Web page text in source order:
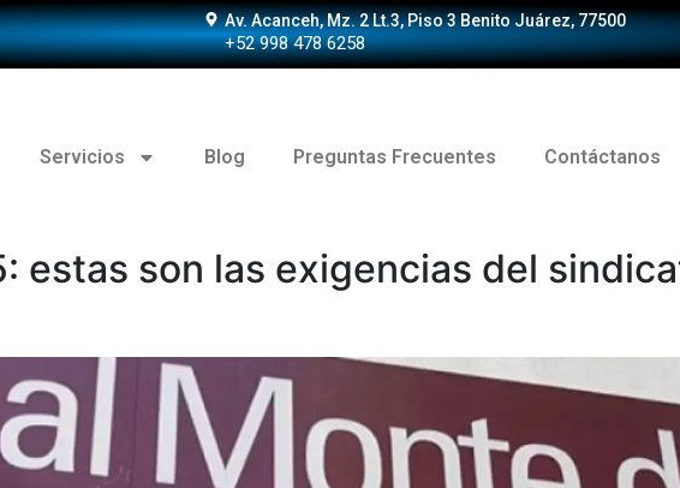
Av. Acanceh, Mz. 2 Lt.3, Piso 3 Benito Juárez, 77500
+52 998 478 6258
Servicios Blog Preguntas Frecuentes Contáctanos
estas son las exigencias del